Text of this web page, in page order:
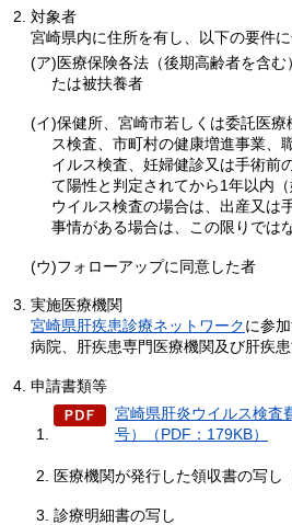
対象者
宮崎県内に住所を有し、以下の要件
(ア)医療保険各法（後期高齢者を含む
たは被扶養者
(イ)保健所、宮崎市若しくは委託医
ス検査、市町村の健康増進事業、
イルス検査、妊婦健診又は手術前
て陽性と判定されてから1年以内
ウイルス検査の場合は、出産又は
事情がある場合は、この限りでは
(ウ)フォローアップに同意した者
実施医療機関
宮崎県肝疾患診療ネットワークに参
病院、肝疾患専門医療機関及び肝疾
申請書類等
宮崎県肝炎ウイルス検査
号）（PDF：179KB）
医療機関が発行した領収書の写し
診療明細書の写し